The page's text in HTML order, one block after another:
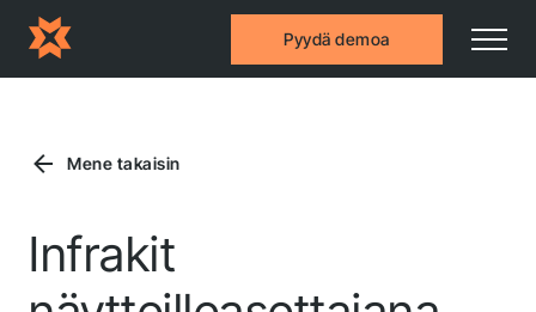
Pyydä demoa
Mene takaisin
Infrakit